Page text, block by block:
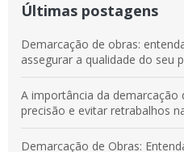
Últimas postagens
Demarcação de obras:
assegurar a qualidade do seu
A importância da demarcação
precisão e evitar retrabalhos
Demarcação de Obras: